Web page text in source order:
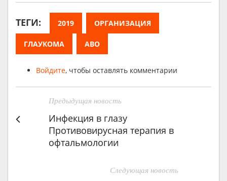
ТЕГИ: 2019 ОРГАНИЗАЦИЯ
ГЛАУКОМА АВО
Войдите, чтобы оставлять комментарии
Предыдущая новость
Инфекция в глазу
Противовирусная терапия в
офтальмологии
Следующая новость